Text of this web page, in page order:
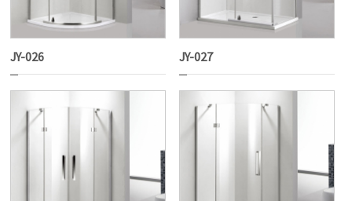
JY-026 JY-027